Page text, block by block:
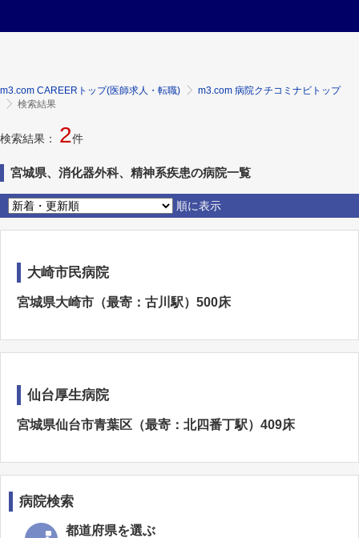
m3.com CAREERトップ(医師求人・転職)
m3.com 病院クチコミナビトップ
検索結果
検索結果： 2件
宮城県、消化器外科、精神系疾患の病院一覧
順に表示
大崎市民病院
宮城県大崎市（最寄：古川駅）500床
仙台厚生病院
宮城県仙台市青葉区（最寄：北四番丁駅）409床
病院検索
都道府県を選ぶ